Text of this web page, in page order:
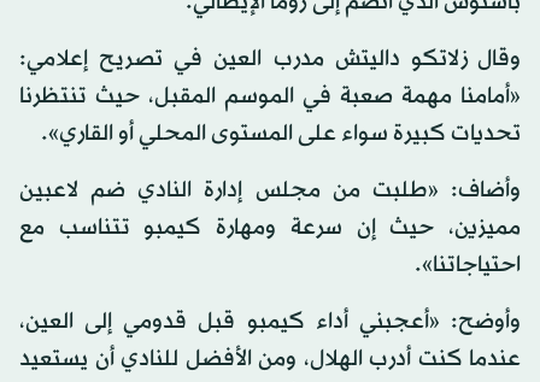
وقال زلاتكو داليتش مدرب العين في تصريح إعلامي:
«أمامنا مهمة صعبة في الموسم المقبل، حيث تنتظرنا
تحديات كبيرة سواء على المستوى المحلي أو القاري».
وأضاف: «طلبت من مجلس إدارة النادي ضم لاعبين
مميزين، حيث إن سرعة ومهارة كيمبو تتناسب مع
احتياجاتنا».
وأوضح: «أعجبني أداء كيمبو قبل قدومي إلى العين،
عندما كنت أدرب الهلال، ومن الأفضل للنادي أن يستعيد